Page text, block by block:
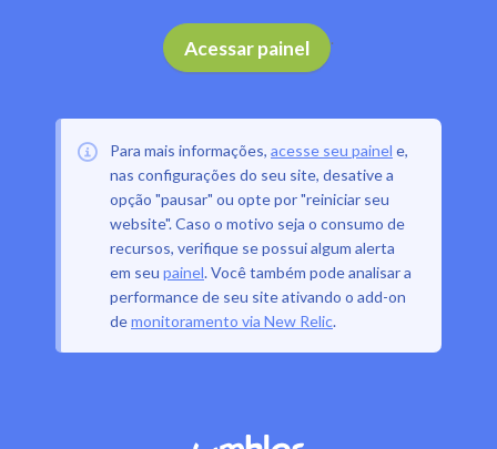
Acessar painel .
Para mais informações, acesse seu painel e,
nas configurações do seu site, desative a
opção "pausar" ou opte por "reiniciar seu
website". Caso o motivo seja o consumo de
recursos, verifique se possui algum alerta
em seu painel. Você também pode analisar a
performance de seu site ativando o add-on
demonitoramento via New Relic.